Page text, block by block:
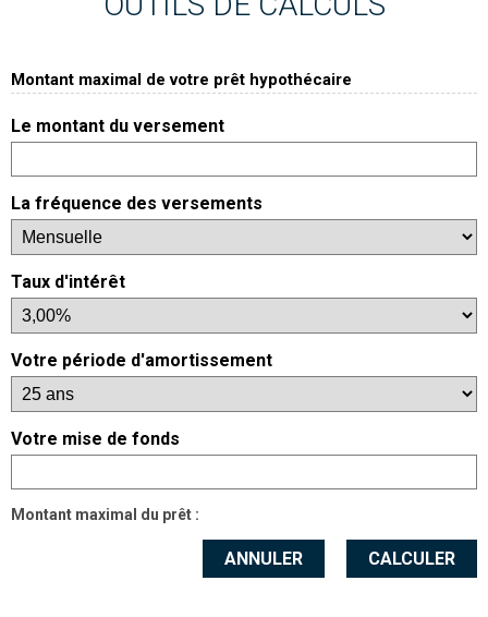
Montant maximal de votre prêt hypothécaire
Le montant du versement
La fréquence des versements
Taux d'intérêt
Votre période d'amortissement
Votre mise de fonds
Montant maximal du prêt :
CALCULER
ANNULER